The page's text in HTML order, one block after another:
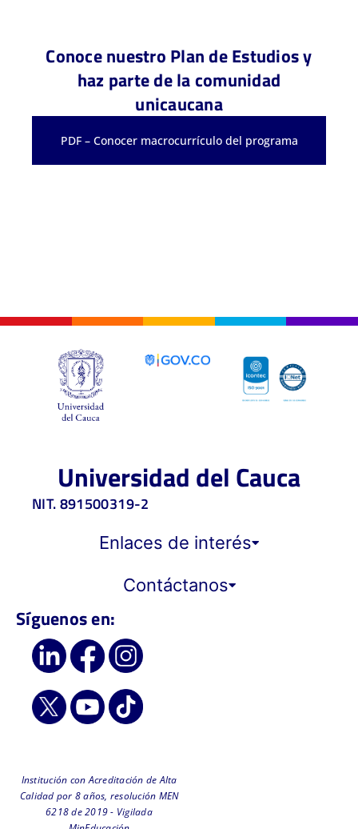
Conoce nuestro Plan de Estudios y
haz parte de la comunidad
unicaucana
PDF – Conocer macrocurrículo del programa
Universidad del Cauca
NIT. 891500319-2
Enlaces de interés
Contáctanos
Síguenos en:
Institución con Acreditación de Alta
Calidad por 8 años, resolución MEN
6218 de 2019 - Vigilada